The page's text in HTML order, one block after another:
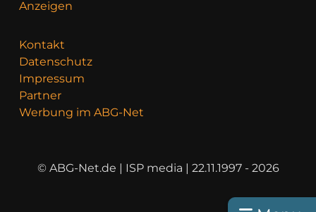
Anzeigen
Kontakt
Datenschutz
Impressum
Partner
Werbung im ABG-Net
© ABG-Net.de | ISP media | 22.11.1997 - 2026